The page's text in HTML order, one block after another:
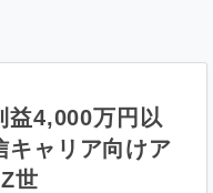
益4,000万円以
キャリア向けア
世